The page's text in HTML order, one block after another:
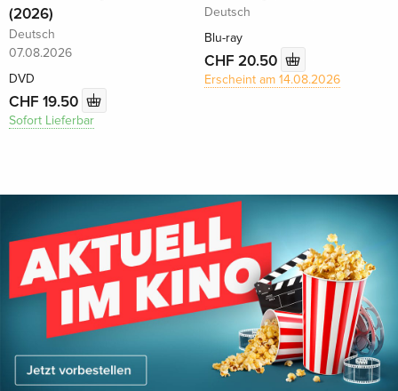
(2026)
Deutsch
07.08.2026
DVD
CHF 19.50
Sofort Lieferbar
Deutsch
Blu-ray
CHF 20.50
Erscheint am 14.08.2026